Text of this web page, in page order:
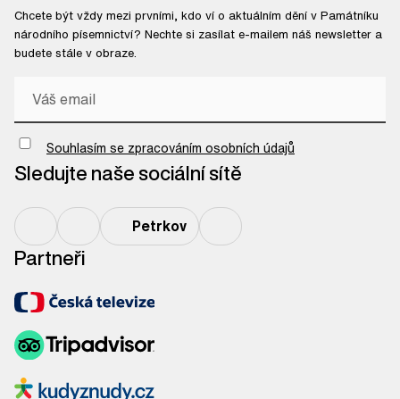
Chcete být vždy mezi prvními, kdo ví o aktuálním dění v Památníku
národního písemnictví? Nechte si zasílat e-mailem náš newsletter a
budete stále v obraze.
Chci odebírat newsletter
Souhlasím se zpracováním osobních údajů
Sledujte naše sociální sítě
Petrkov
Partneři